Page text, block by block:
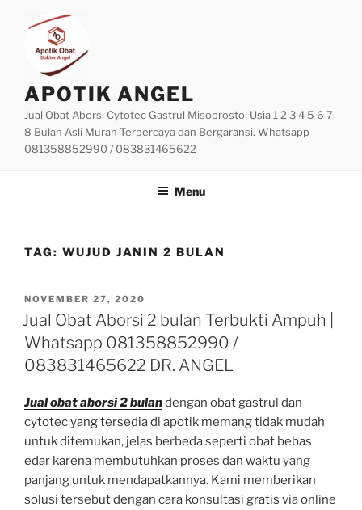
content
APOTIK ANGEL
Jual Obat Aborsi Cytotec Gastrul Misoprostol Usia 1 2 3 4 5 6 7
8 Bulan Asli Murah Terpercaya dan Bergaransi. Whatsapp
081358852990 / 083831465622
Menu
TAG: WUJUD JANIN 2 BULAN
POSTED
ON
NOVEMBER 27, 2020
Jual Obat Aborsi 2 bulan Terbukti Ampuh |
Whatsapp 081358852990 /
083831465622 DR. ANGEL
Jual obat aborsi 2 bulandengan obat gastrul dan
cytotec yang tersedia di apotik memang tidak mudah
untuk ditemukan, jelas berbeda seperti obat bebas
edar karena membutuhkan proses dan waktu yang
panjang untuk mendapatkannya. Kami memberikan
solusi tersebut dengan cara konsultasi gratis via online